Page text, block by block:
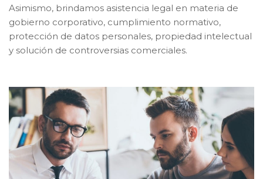
Asimismo, brindamos asistencia legal en materia de
gobierno corporativo, cumplimiento normativo,
protección de datos personales, propiedad intelectual
y solución de controversias comerciales.